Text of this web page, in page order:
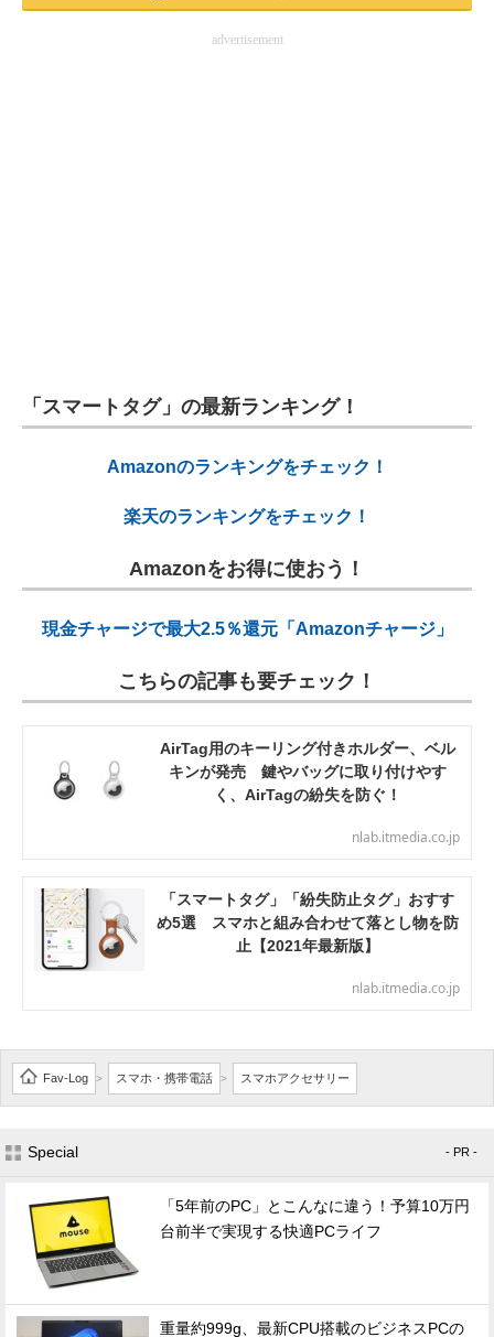
advertisement
「スマートタグ」の最新ランキング！
Amazonのランキングをチェック！
楽天のランキングをチェック！
Amazonをお得に使おう！
現金チャージで最大2.5％還元「Amazonチャージ」
こちらの記事も要チェック！
AirTag用のキーリング付きホルダー、ベル
キンが発売 鍵やバッグに取り付けやす
く、AirTagの紛失を防ぐ！
nlab.itmedia.co.jp
「スマートタグ」「紛失防止タグ」おすす
め5選 スマホと組み合わせて落とし物を防
止【2021年最新版】
nlab.itmedia.co.jp
Fav-Log > スマホ・携帯電話 > スマホアクセサリー
Special - PR -
「5年前のPC」とこんなに違う！予算10万円
台前半で実現する快適PCライフ
重量約999g、最新CPU搭載のビジネスPCの